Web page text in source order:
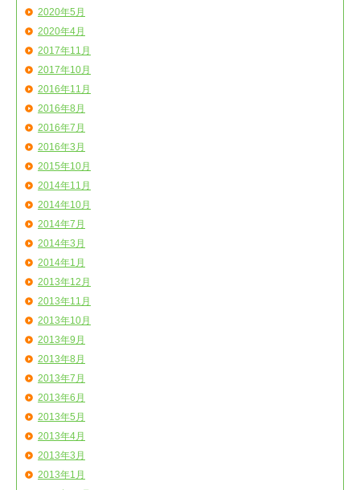
2020年5月
2020年4月
2017年11月
2017年10月
2016年11月
2016年8月
2016年7月
2016年3月
2015年10月
2014年11月
2014年10月
2014年7月
2014年3月
2014年1月
2013年12月
2013年11月
2013年10月
2013年9月
2013年8月
2013年7月
2013年6月
2013年5月
2013年4月
2013年3月
2013年1月